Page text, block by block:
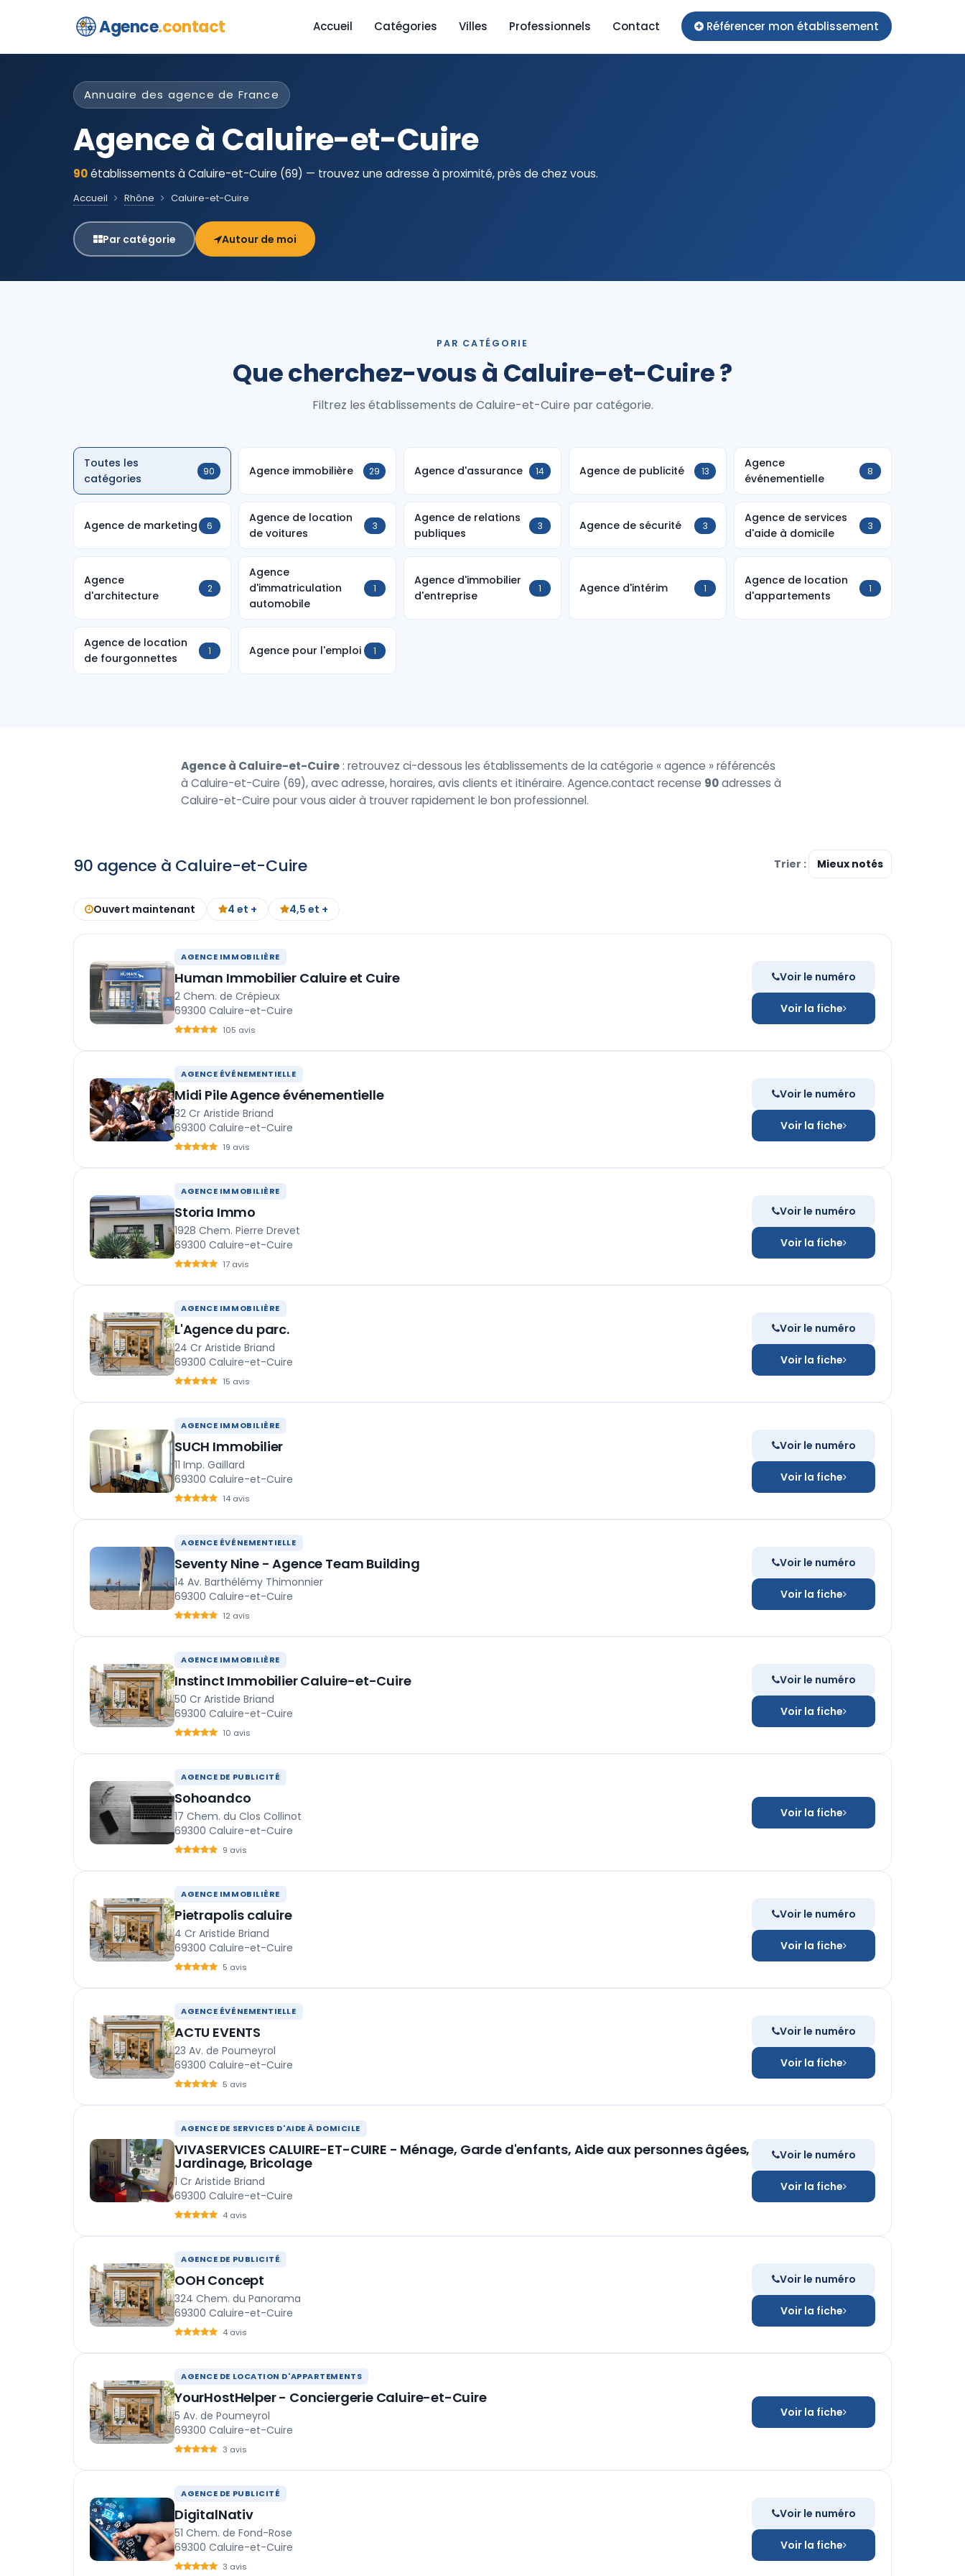
Agence.contact Accueil Catégories Villes Professionnels Contact Référencer mon établissement
Annuaire des agence de France
Agence à Caluire-et-Cuire
90établissements à Caluire-et-Cuire (69) — trouvez une adresse à proximité, près de chez vous.
Accueil Rhône Caluire-et-Cuire
Par catégorie Autour de moi
PAR CATÉGORIE
Que cherchez-vous à Caluire-et-Cuire ?
Filtrez les établissements de Caluire-et-Cuire par catégorie.
Toutes les
catégories
90 Agence immobilière 29 Agence d'assurance 14 Agence de publicité 13
Agence
événementielle
8
Agence de marketing 6
Agence de location
de voitures
3
Agence de relations
publiques
3 Agence de sécurité 3
Agence de services
d'aide à domicile
3
Agence
d'architecture
2
Agence
d'immatriculation
automobile
1
Agence d'immobilier
d'entreprise
1 Agence d'intérim 1
Agence de location
d'appartements
1
Agence de location
de fourgonnettes
1 Agence pour l'emploi 1
Agence à Caluire-et-Cuire: retrouvez ci-dessous les établissements de la catégorie « agence » référencés
à Caluire-et-Cuire (69), avec adresse, horaires, avis clients et itinéraire. Agence.contact recense 90adresses à
Caluire-et-Cuire pour vous aider à trouver rapidement le bon professionnel.
90 agence à Caluire-et-Cuire Trier :
Ouvert maintenant 4 et + 4,5 et +
AGENCE IMMOBILIÈRE
Human Immobilier Caluire et Cuire
2 Chem. de Crépieux
69300 Caluire-et-Cuire
105 avis
Voir le numéro
Voir la fiche
AGENCE ÉVÉNEMENTIELLE
Midi Pile Agence événementielle
32 Cr Aristide Briand
69300 Caluire-et-Cuire
19 avis
Voir le numéro
Voir la fiche
AGENCE IMMOBILIÈRE
Storia Immo
1928 Chem. Pierre Drevet
69300 Caluire-et-Cuire
17 avis
Voir le numéro
Voir la fiche
AGENCE IMMOBILIÈRE
L'Agence du parc.
24 Cr Aristide Briand
69300 Caluire-et-Cuire
15 avis
Voir le numéro
Voir la fiche
AGENCE IMMOBILIÈRE
SUCH Immobilier
11 Imp. Gaillard
69300 Caluire-et-Cuire
14 avis
Voir le numéro
Voir la fiche
AGENCE ÉVÉNEMENTIELLE
Seventy Nine - Agence Team Building
14 Av. Barthélémy Thimonnier
69300 Caluire-et-Cuire
12 avis
Voir le numéro
Voir la fiche
AGENCE IMMOBILIÈRE
Instinct Immobilier Caluire-et-Cuire
50 Cr Aristide Briand
69300 Caluire-et-Cuire
10 avis
Voir le numéro
Voir la fiche
AGENCE DE PUBLICITÉ
Sohoandco
17 Chem. du Clos Collinot
69300 Caluire-et-Cuire
9 avis
Voir la fiche
AGENCE IMMOBILIÈRE
Pietrapolis caluire
4 Cr Aristide Briand
69300 Caluire-et-Cuire
5 avis
Voir le numéro
Voir la fiche
AGENCE ÉVÉNEMENTIELLE
ACTU EVENTS
23 Av. de Poumeyrol
69300 Caluire-et-Cuire
5 avis
Voir le numéro
Voir la fiche
AGENCE DE SERVICES D'AIDE À DOMICILE
VIVASERVICES CALUIRE-ET-CUIRE - Ménage, Garde d'enfants, Aide aux personnes âgées,
Jardinage, Bricolage
1 Cr Aristide Briand
69300 Caluire-et-Cuire
4 avis
Voir le numéro
Voir la fiche
AGENCE DE PUBLICITÉ
OOH Concept
324 Chem. du Panorama
69300 Caluire-et-Cuire
4 avis
Voir le numéro
Voir la fiche
AGENCE DE LOCATION D'APPARTEMENTS
YourHostHelper - Conciergerie Caluire-et-Cuire
5 Av. de Poumeyrol
69300 Caluire-et-Cuire
3 avis
Voir la fiche
AGENCE DE PUBLICITÉ
DigitalNativ
51 Chem. de Fond-Rose
69300 Caluire-et-Cuire
3 avis
Voir le numéro
Voir la fiche